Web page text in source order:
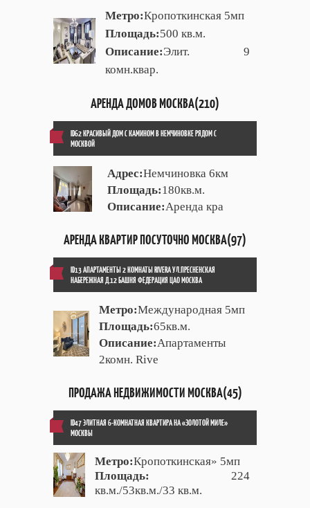
Метро:Кропоткинская 5мп
Площадь:500 кв.м.
Описание:Элит. 9
комн.квар.
АРЕНДА ДОМОВ МОСКВА(210)
ID62 КРАСИВЫЙ ДОМ С КАМИНОМ В НЕМЧИНОВКЕ РЯДОМ С
МОСКВОЙ
Адрес:Немчиновка 6км
Площадь:180кв.м.
Описание:Аренда кра
АРЕНДА КВАРТИР ПОСУТОЧНО МОСКВА(97)
ID13 АПАРТАМЕНТЫ 2 КОМНАТЫ RIVERA УЛ.ПРЕСНЕНСКАЯ
НАБЕРЕЖНАЯ Д.12 БАШНЯ ФЕДЕРАЦИЯ ЦАО МОСКВА
Метро:Международная 5мп
Площадь:65кв.м.
Описание:Апартаменты
2комн. Rive
ПРОДАЖА НЕДВИЖИМОСТИ МОСКВА(45)
ID47 ЭЛИТНАЯ 6-КОМНАТНАЯ КВАРТИРА НА «ЗОЛОТОЙ МИЛЕ»
МОСКВЫ
Метро:Кропоткинская» 5мп
Площадь:
224
кв.м./53кв.м./33 кв.м.